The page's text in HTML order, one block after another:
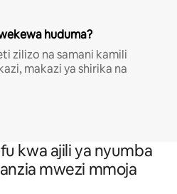
huduma?
zilizo na samani kamili
makazi ya shirika na
kwa ajili ya nyumba
mwezi mmoja